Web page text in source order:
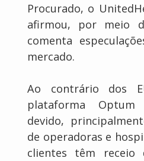
Procurado, o
afirmou, por meio
comenta
mercado.
Ao contrário dos
plataforma Optum
devido,
de operadoras e
clientes têm receio